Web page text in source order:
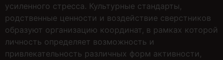
усиленного стресса. Культурные стандарты,
родственные ценности и воздействие сверстников
образуют организацию координат, в рамках которой
личность определяет возможность и
привлекательность различных форм активности,